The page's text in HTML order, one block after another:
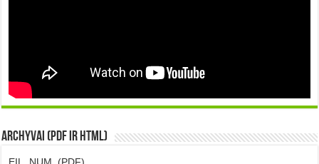
Archyvai (PDF ir HTML)